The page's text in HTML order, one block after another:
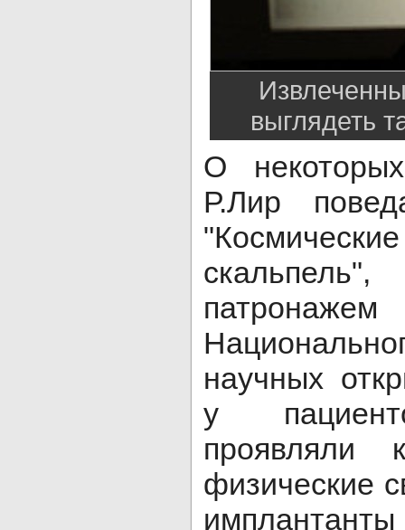
выглядеть
О
Р.Лир
научных
у
проявляли
физические